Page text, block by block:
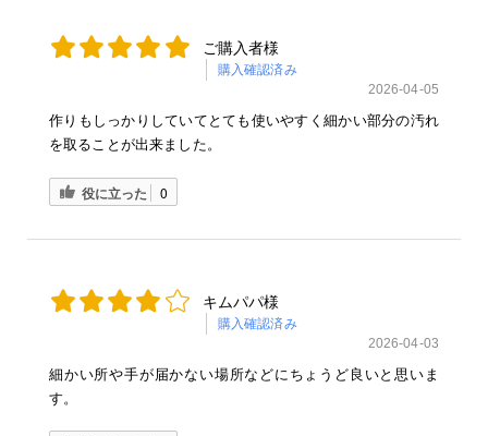
ご購入者様
購入確認済み
2026-04-05
作りもしっかりしていてとても使いやすく細かい部分の汚れ
を取ることが出来ました。
役に立った 0
キムパパ様
購入確認済み
2026-04-03
細かい所や手が届かない場所などにちょうど良いと思いま
す。